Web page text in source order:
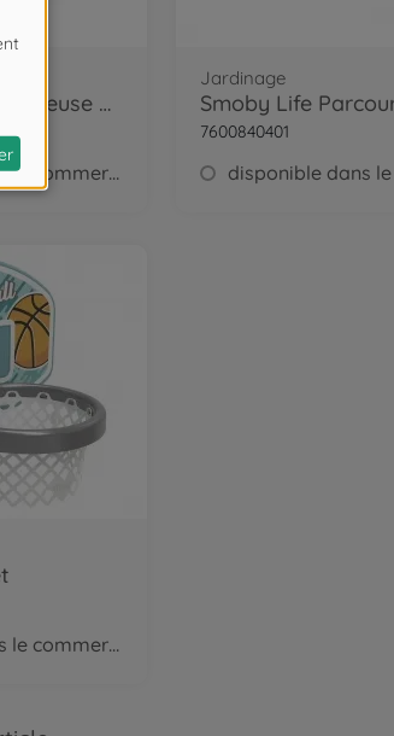
Black+Decker - Tondeuse Mécanique
disponible dans le commerce
Jardinage
7600840401
disponible dans le commerce